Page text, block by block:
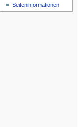
Seiten­informationen